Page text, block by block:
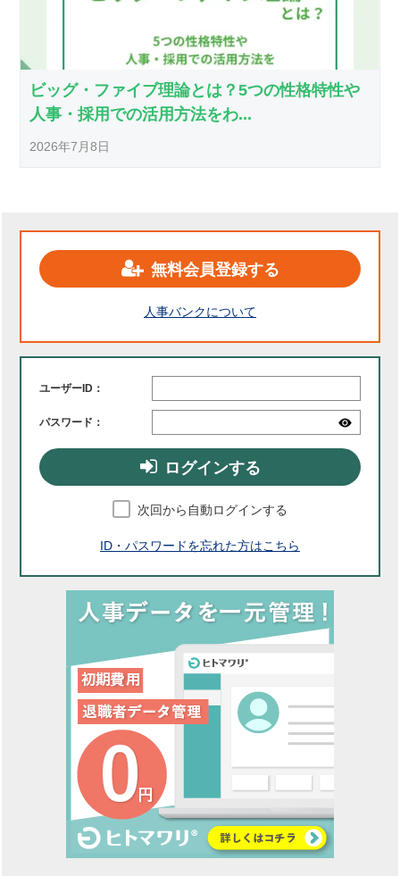
ビッグ・ファイブ理論とは？5つの性格特性や
人事・採用での活用方法をわ...
2026年7月8日
無料会員登録する
人事バンクについて
ユーザーID：
パスワード：
ログインする
次回から自動ログインする
ID・パスワードを忘れた方はこちら